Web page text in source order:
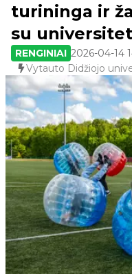
turininga ir
su
RENGINIAI 2026-04-14
Vytauto Didžiojo